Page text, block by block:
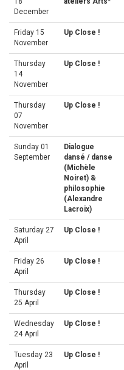
December
Friday 15
November
Up Close !
Thursday
14
November
Up Close !
Thursday
07
November
Up Close !
Sunday 01
September
Dialogue
dansé / danse
(Michèle
Noiret) &
philosophie
(Alexandre
Lacroix)
Saturday 27
April
Up Close !
Friday 26
April
Up Close !
Thursday
25 April
Up Close !
Wednesday
24 April
Up Close !
Tuesday 23
April
Up Close !